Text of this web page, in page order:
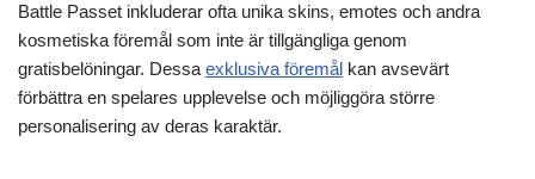
Battle Passet inkluderar ofta unika skins, emotes och andra
kosmetiska föremål som inte är tillgängliga genom
gratisbelöningar. Dessa exklusiva föremål kan avsevärt
förbättra en spelares upplevelse och möjliggöra större
personalisering av deras karaktär.